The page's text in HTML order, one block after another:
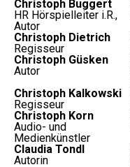
Christoph Buggert
HR Hörspielleiter i.R.,
Autor
Christoph Dietrich
Regisseur
Christoph Güsken
Autor
Christoph Kalkowski
Regisseur
Christoph Korn
Audio- und
Medienkünstler
Claudia Tondl
Autorin